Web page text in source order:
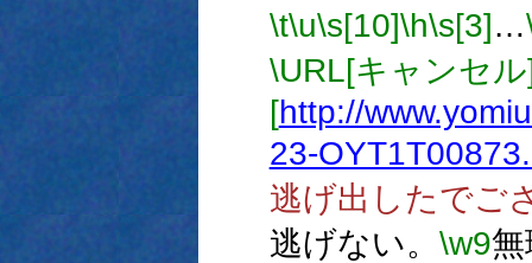
\t\u\s[10]\h\s[3]…
\URL[キャンセ
[http://
23-
逃げ出したでご
逃げない。 \w9無